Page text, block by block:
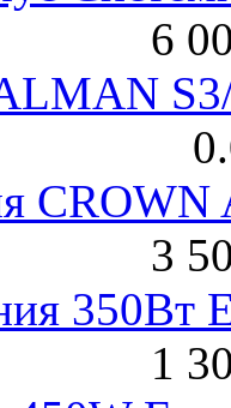
6
3
350Вт
1